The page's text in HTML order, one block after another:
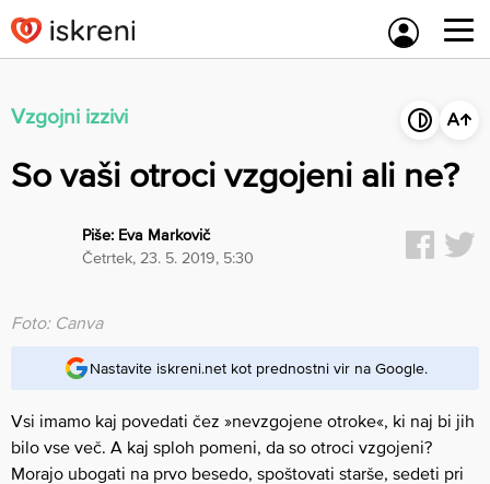
to
content
Vzgojni izzivi
So vaši otroci vzgojeni ali ne?
Piše: Eva Markovič
četrtek, 23. 5. 2019, 5:30
Foto: Canva
Nastavite iskreni.net kot prednostni vir na Google.
Vsi imamo kaj povedati čez »nevzgojene otroke«, ki naj bi jih
bilo vse več. A kaj sploh pomeni, da so otroci vzgojeni?
Morajo ubogati na prvo besedo, spoštovati starše, sedeti pri